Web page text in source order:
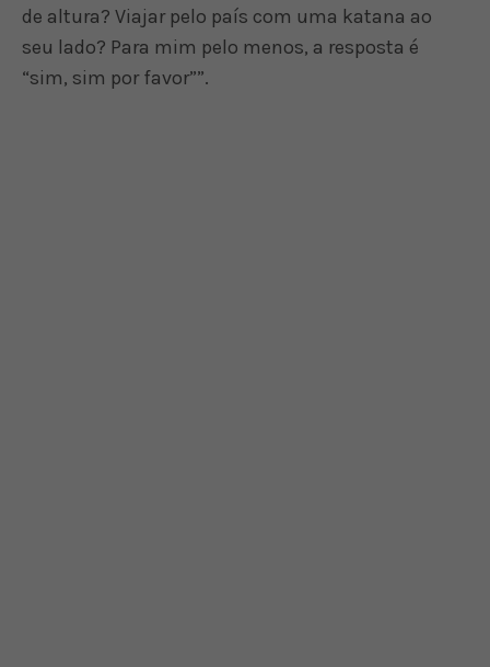
de altura? Viajar pelo país com uma katana ao
seu lado? Para mim pelo menos, a resposta é
“sim, sim por favor””.